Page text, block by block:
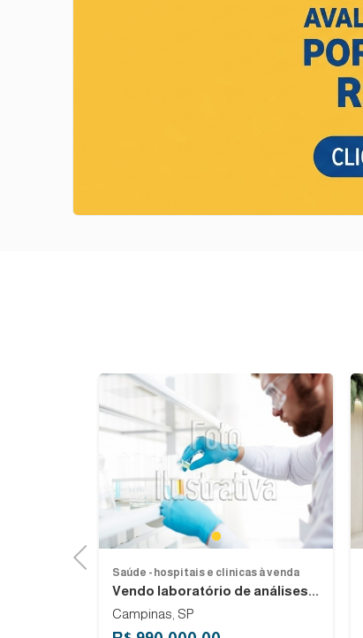
Previous
1
Saúde - hospitais e clinicas à venda
Vendo laboratório de análises...
Campinas, SP
Previous